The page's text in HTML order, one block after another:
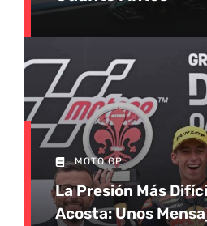
MOTO GP
La Presión Más
Acosta: Unos